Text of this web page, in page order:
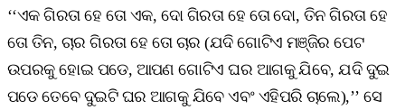
‘‘ଏକ ଗିରତା ହେ ତୋ ଏକ, ଦୋ ଗିରତା ହେ ତୋ ଦୋ, ତିନ ଗିରତା ହେ
ତୋ ତିନ, ଚାର ଗିରତା ହେ ତୋ ଚାର (ଯଦି ଗୋଟିଏ ମଞ୍ଜିର ପେଟ
ଉପରକୁ ହୋଇ ପଡେ, ଆପଣ ଗୋଟିଏ ଘର ଆଗକୁ ଯିବେ, ଯଦି ଦୁଇ
ପଡେ ତେବେ ଦୁଇଟି ଘର ଆଗକୁ ଯିବେ ଏବଂ ଏହିପରି ଚାଲେ),’’ ସେ